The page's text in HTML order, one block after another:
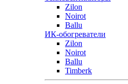
Zilon
Noirot
Ballu
ИК-обогреватели
Zilon
Noirot
Ballu
Timberk